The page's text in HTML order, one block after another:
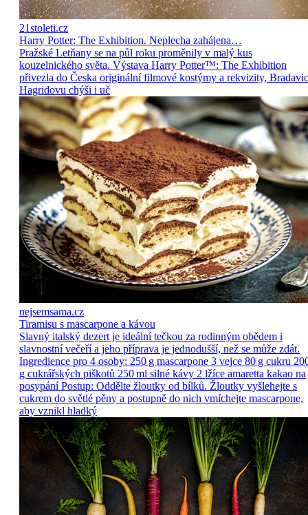
21stoleti.cz
Harry Potter: The Exhibition. Neplecha zahájena…
Pražské Letňany se na půl roku proměnily v malý kus
kouzelnického světa. Výstava Harry Potter™: The Exhibition
přivezla do Česka originální filmové kostýmy a rekvizity,
Hagridovu chýši i uč
nejsemsama.cz
Tiramisu s mascarpone a kávou
Slavný italský dezert je ideální tečkou za rodinným obědem i
slavnostní večeří a jeho příprava je jednodušší, než se může zdát.
Ingredience pro 4 osoby: 250 g mascarpone 3 vejce 80 g cukru
g cukrářských piškotů 250 ml silné kávy 2 lžíce amaretta kakao na
posypání Postup: Oddělte žloutky od bílků. Žloutky vyšlehejte s
cukrem do světlé pěny a postupně do nich vmíchejte mascarpone,
aby vznikl hladký